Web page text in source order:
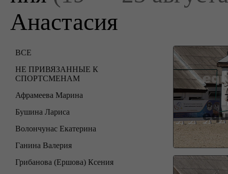
Анастасия
ВСЕ
НЕ ПРИВЯЗАННЫЕ К
СПОРТСМЕНАМ
Афрамеева Марина
Бушина Лариса
Волончунас Екатерина
Ганина Валерия
Грибанова (Ершова) Ксения